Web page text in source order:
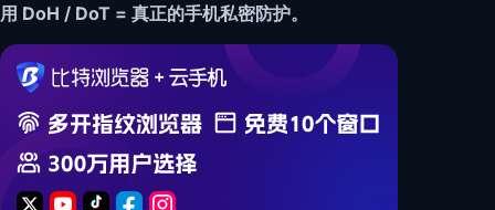
用 DoH / DoT = 真正的手机私密防护。